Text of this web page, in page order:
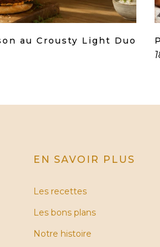
au Crousty Light Duo
EN SAVOIR PLUS
Les recettes
Les bons plans
Notre histoire